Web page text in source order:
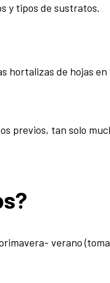
y tipos de sustratos.
hortalizas de hojas en
previos, tan solo
verano